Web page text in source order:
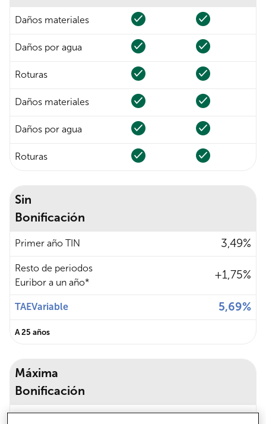
Daños materiales
Daños por agua
Roturas
Daños materiales
Daños por agua
Roturas
Sin
Bonificación
Característica Porcentaje
Primer año TIN 3,49%
Resto de periodos
Euribor a un año*
+1,75%
TAEVariable 5,69%
A 25 años
Máxima
Bonificación
Característica Porcentaje
Primer año TIN 2,49%